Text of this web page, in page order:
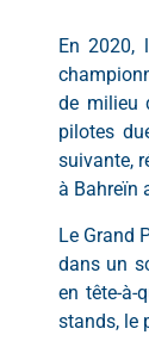
En 2020,
de milieu
pilotes
suivante,
à Bahreïn
Le Grand
dans un
en tête-à-
stands, le